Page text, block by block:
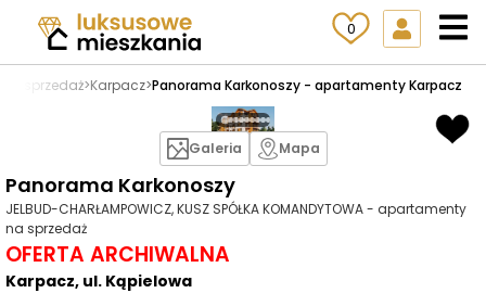
0
sprzedaż>Karpacz>Panorama Karkonoszy - apartamenty Karpacz
Panorama Karkonoszy
JELBUD-CHARŁAMPOWICZ, KUSZ SPÓŁKA KOMANDYTOWA - apartamenty
na sprzedaż
OFERTA ARCHIWALNA
Karpacz, ul. Kąpielowa
Galeria Mapa